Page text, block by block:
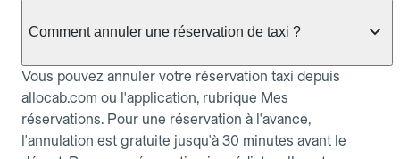
Comment annuler une réservation de taxi ?
Vous pouvez annuler votre réservation taxi depuis
allocab.com ou l'application, rubrique Mes
réservations. Pour une réservation à l'avance,
l'annulation est gratuite jusqu'à 30 minutes avant le